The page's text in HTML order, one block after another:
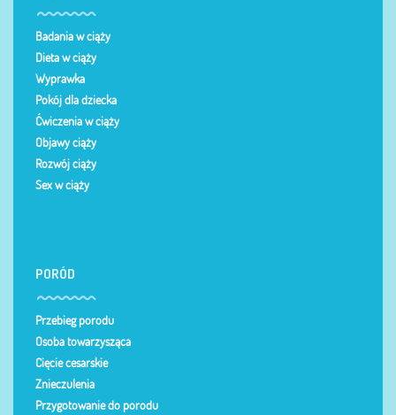
Badania w ciąży
Dieta w ciąży
Wyprawka
Pokój dla dziecka
Ćwiczenia w ciąży
Objawy ciąży
Rozwój ciąży
Sex w ciąży
PORÓD
Przebieg porodu
Osoba towarzysząca
Cięcie cesarskie
Znieczulenia
Przygotowanie do porodu